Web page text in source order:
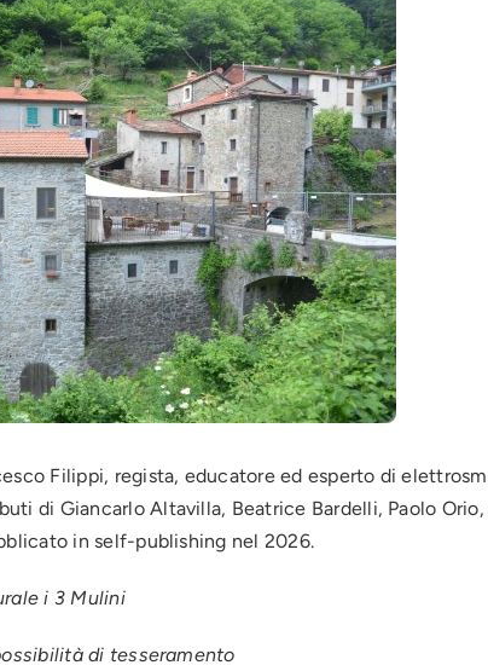
Filippi, regista, educatore ed esperto di
di Giancarlo Altavilla, Beatrice Bardelli, Paolo Orio,
in self-publishing nel 2026.
i 3 Mulini
di tesseramento